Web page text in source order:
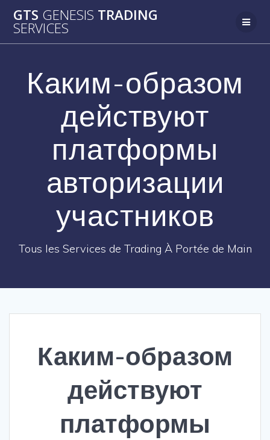
au
GTS GENESIS TRADING
SERVICES
Каким-образом
действуют
платформы
авторизации
участников
Tous les Services de Trading À Portée de Main
Каким-образом
действуют
платформы